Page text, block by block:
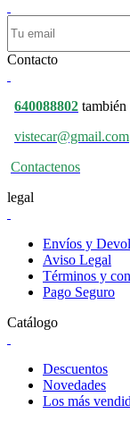
Contacto
640088802 también
vistecar@gmail.com
Contactenos
legal
Envíos y
Aviso Legal
Términos y
Pago Seguro
Catálogo
Descuentos
Novedades
Los más